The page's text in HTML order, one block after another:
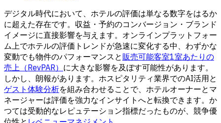
デジタル時代において、ホテルの評価は単なる数字をはるか
に超えた存在です。収益・予約のコンバージョン・ブランド
イメージに直接影響を与えます。オンラインプラットフォー
ム上でホテルの評価トレンドが急速に変化する中、わずかな
変動でも物件のパフォーマンスと 販売可能客室1室あたりの
売上（RevPAR） に大きな影響を及ぼす可能性があります。
しかし、朗報があります。ホスピタリティ業界でのAI活用と
ゲスト体験分析を組み合わせることで、ホテルオーナーとマ
ネージャーは評価を強力なインサイトへと転換できます。か
つては受動的なレピュテーション指標だったものが、競争優